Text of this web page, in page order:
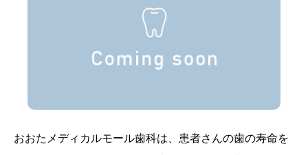
おおたメディカルモール歯科は、患者さんの歯の寿命を